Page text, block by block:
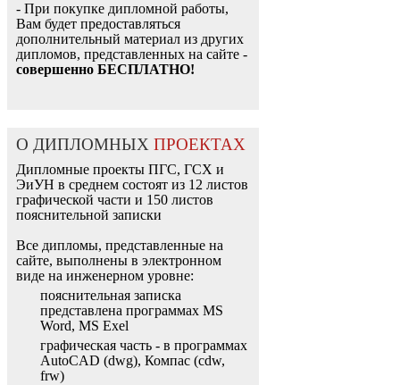
- При покупке дипломной работы,
Вам будет предоставляться
дополнительный материал из других
дипломов, представленных на сайте -
совершенно БЕСПЛАТНО!
О ДИПЛОМНЫХ ПРОЕКТАХ
Дипломные проекты ПГС, ГСХ и
ЭиУН в среднем состоят из 12 листов
графической части и 150 листов
пояснительной записки
Все дипломы, представленные на
сайте, выполнены в электронном
виде на инженерном уровне:
пояснительная записка
представлена программах MS
Word, MS Exel
графическая часть - в программах
AutoCAD (dwg), Компас (cdw,
frw)